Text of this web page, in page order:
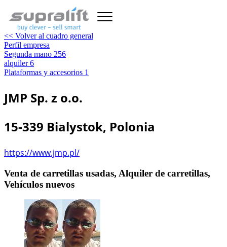
<< Volver al cuadro general
Perfil empresa
Segunda mano 256
alquiler6
Plataformas y accesorios 1
JMP Sp. z o.o.
15-339 Bialystok, Polonia
https://www.jmp.pl/
Venta de carretillas usadas, Alquiler de carretillas,
Vehículos nuevos